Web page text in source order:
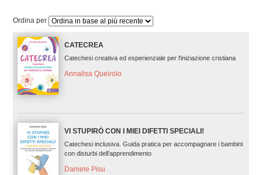
Ordina per
CATECREA
Catechesi creativa ed esperienziale per l'iniziazione cristiana
Annalisa Queirolo
VI STUPIRÒ CON I MIEI DIFETTI SPECIALI!
Catechesi inclusiva. Guida pratica per accompagnare i bambini
con disturbi dell'apprendimento
Daniele Pisu